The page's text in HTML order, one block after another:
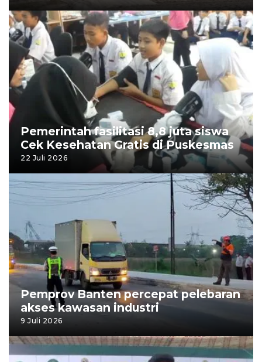
Pemerintah fasilitasi 8,8 juta siswa
Cek Kesehatan Gratis di Puskesmas
22 Juli 2026
Pemprov Banten percepat pelebaran
akses kawasan industri
9 Juli 2026